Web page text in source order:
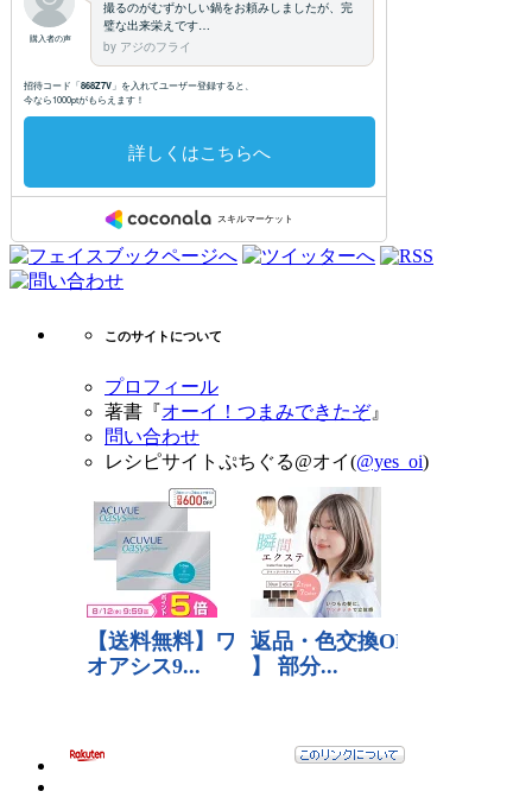
このサイトについて
プロフィール
著書『オーイ！つまみできたぞ』
問い合わせ
レシピサイトぷちぐる@オイ(@yes_oi)